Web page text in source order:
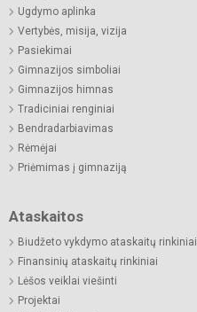
Ugdymo aplinka
Vertybės, misija, vizija
Pasiekimai
Gimnazijos simboliai
Gimnazijos himnas
Tradiciniai renginiai
Bendradarbiavimas
Rėmėjai
Priėmimas į gimnaziją
Ataskaitos
Biudžeto vykdymo ataskaitų rinkiniai
Finansinių ataskaitų rinkiniai
Lėšos veiklai viešinti
Projektai